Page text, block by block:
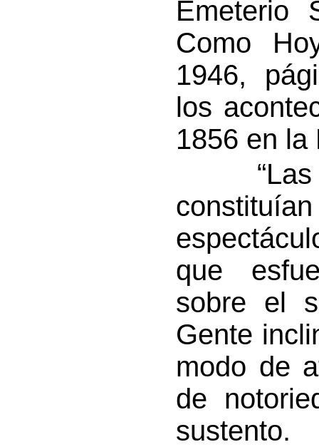
Emeterio
Como
1946,
los
1856 en la
“Las
que
sobre el
Gente
modo de
de
sustento.